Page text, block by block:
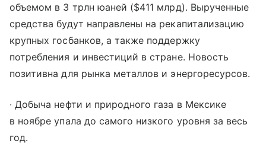
объемом в 3 трлн юаней ($411 млрд). Вырученные
средства будут направлены на рекапитализацию
крупных госбанков, а также поддержку
потребления и инвестиций в стране. Новость
позитивна для рынка металлов и энергоресурсов.
∙ Добыча нефти и природного газа в Мексике
в ноябре упала до самого низкого уровня за весь
год.